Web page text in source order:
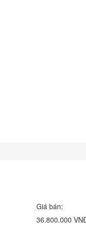
Giá bán:
36.800.000